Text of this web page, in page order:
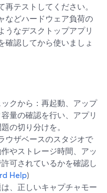
テストしてください。
などハードウェア負荷の
うなデスクトップアプリ
確認してから使いましょ
クから：再起動、アップ
量の確認を行い、アプリ
の切り分けを。
ウザベースのスタジオで
やストレージ時間、アッ
可されているかを確認し
Help)
、正しいキャプチャモー